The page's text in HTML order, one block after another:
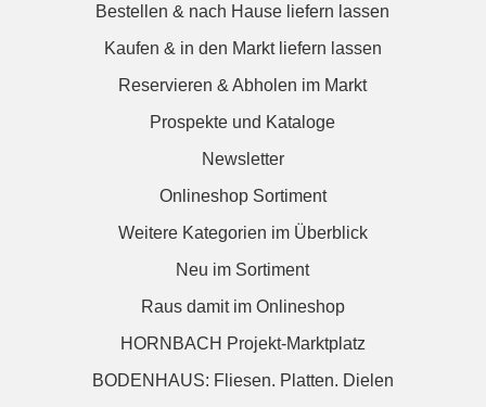
Bestellen & nach Hause liefern lassen
Kaufen & in den Markt liefern lassen
Reservieren & Abholen im Markt
Prospekte und Kataloge
Newsletter
Onlineshop Sortiment
Weitere Kategorien im Überblick
Neu im Sortiment
Raus damit im Onlineshop
HORNBACH Projekt-Marktplatz
BODENHAUS: Fliesen. Platten. Dielen